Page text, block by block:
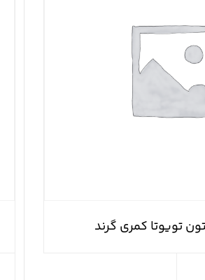
تویوتا کمری گرند